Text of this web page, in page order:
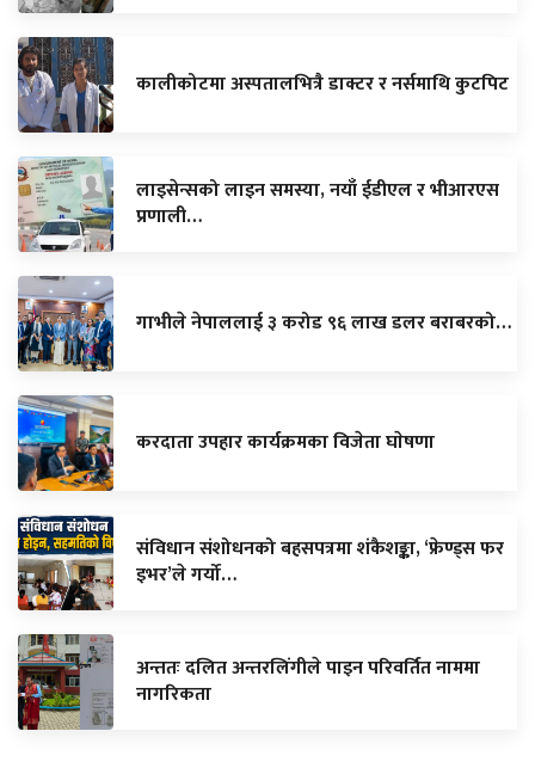
कालीकोटमा अस्पतालभित्रै डाक्टर र नर्समाथि कुटपिट
लाइसेन्सको लाइन समस्या, नयाँ ईडीएल र भीआरएस
प्रणाली…
गाभीले नेपाललाई ३ करोड ९६ लाख डलर बराबरको…
करदाता उपहार कार्यक्रमका विजेता घाेषणा
संविधान संशोधनको बहसपत्रमा शंकैशङ्का, ‘फ्रेण्ड्स फर
इभर’ले गर्यो…
अन्ततः दलित अन्तरलिंगीले पाइन परिवर्तित नाममा
नागरिकता